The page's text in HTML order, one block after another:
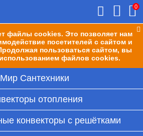
файлы cookies. Это позволяет нам
посетителей с сайтом и
пользоваться сайтом, вы
файлов cookies.
0
Мир Сантехники
отопления
конвекторы с решётками